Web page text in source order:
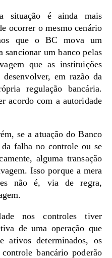
situação é ainda mais
ocorrer o mesmo cenário
que o BC mova um
sancionar um banco pelas
que as instituições
em razão da
regulação bancária.
acordo com a autoridade
se a atuação do Banco
falha no controle ou se
alguma transação
Isso porque a mera
não é, via de regra,
nos controles tiver
de uma operação que
determinados, os
bancário poderão